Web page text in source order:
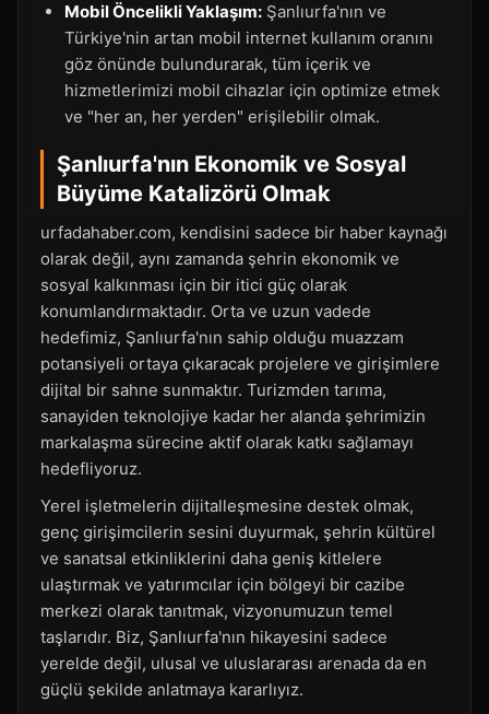
Mobil Öncelikli Yaklaşım: Şanlıurfa'nın ve
Türkiye'nin artan mobil internet kullanım oranını
göz önünde bulundurarak, tüm içerik ve
hizmetlerimizi mobil cihazlar için optimize etmek
ve "her an, her yerden" erişilebilir olmak.
Şanlıurfa'nın Ekonomik ve Sosyal
Büyüme Katalizörü Olmak
urfadahaber.com, kendisini sadece bir haber kaynağı
olarak değil, aynı zamanda şehrin ekonomik ve
sosyal kalkınması için bir itici güç olarak
konumlandırmaktadır. Orta ve uzun vadede
hedefimiz, Şanlıurfa'nın sahip olduğu muazzam
potansiyeli ortaya çıkaracak projelere ve girişimlere
dijital bir sahne sunmaktır. Turizmden tarıma,
sanayiden teknolojiye kadar her alanda şehrimizin
markalaşma sürecine aktif olarak katkı sağlamayı
hedefliyoruz.
Yerel işletmelerin dijitalleşmesine destek olmak,
genç girişimcilerin sesini duyurmak, şehrin kültürel
ve sanatsal etkinliklerini daha geniş kitlelere
ulaştırmak ve yatırımcılar için bölgeyi bir cazibe
merkezi olarak tanıtmak, vizyonumuzun temel
taşlarıdır. Biz, Şanlıurfa'nın hikayesini sadece
yerelde değil, ulusal ve uluslararası arenada da en
güçlü şekilde anlatmaya kararlıyız.